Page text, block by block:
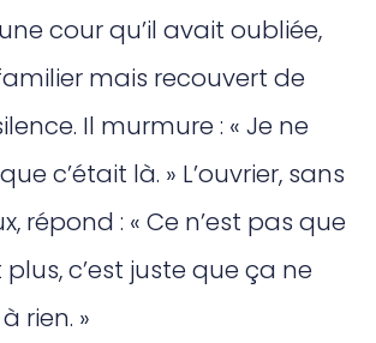
cour qu’il avait oubliée,
mais recouvert de
Il murmure : « Je ne
c’était là. » L’ouvrier, sans
répond : « Ce n’est pas que
plus, c’est juste que ça ne
rien. »